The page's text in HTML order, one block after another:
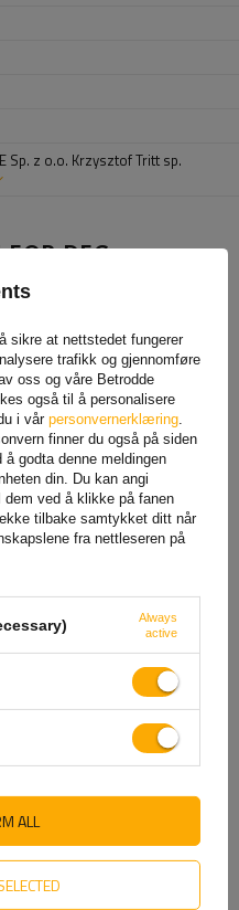
Sp. z o.o. Krzysztof Tritt sp.
FOR DEG
LED-arbeidslampereflektor
TT TECHNOLOGY TT.13336
224,79 NOK
191,06 NOKnetto
Den laveste produktprisen de siste
30 dagene før rabatten:
sikre at nettstedet fungerer
trafikk og gjennomføre
oss og våre Betrodde
også til å personalisere
i vår personvernerklæring
finner du også på siden
å godta denne meldingen
din. Du kan angi
ved å klikke på fanen
tilbake samtykket ditt når
fra nettleseren på
Always
active
ALL